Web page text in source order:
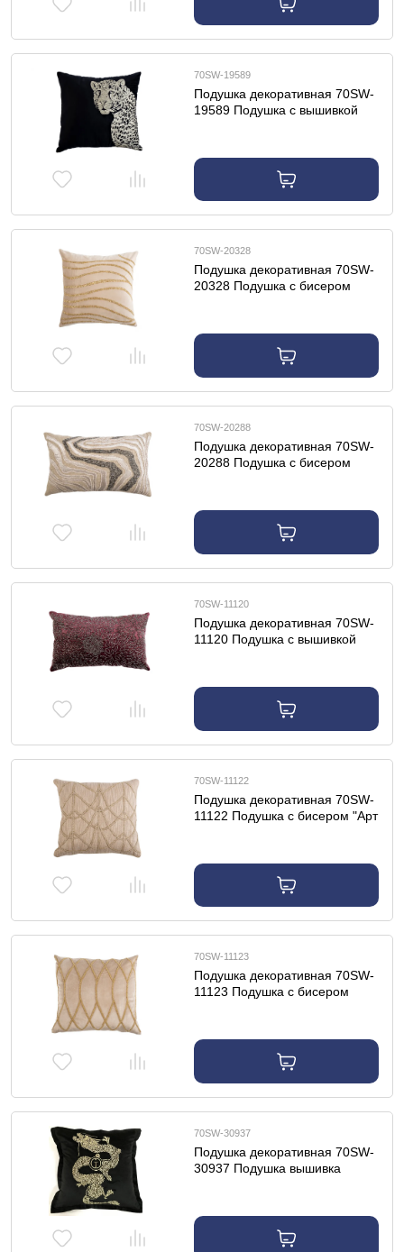
70SW-19589
Подушка декоративная 70SW-
19589 Подушка с вышивкой
70SW-20328
Подушка декоративная 70SW-
20328 Подушка с бисером
70SW-20288
Подушка декоративная 70SW-
20288 Подушка с бисером
70SW-11120
Подушка декоративная 70SW-
11120 Подушка с вышивкой
70SW-11122
Подушка декоративная 70SW-
11122 Подушка с бисером "Арт
70SW-11123
Подушка декоративная 70SW-
11123 Подушка с бисером
70SW-30937
Подушка декоративная 70SW-
30937 Подушка вышивка